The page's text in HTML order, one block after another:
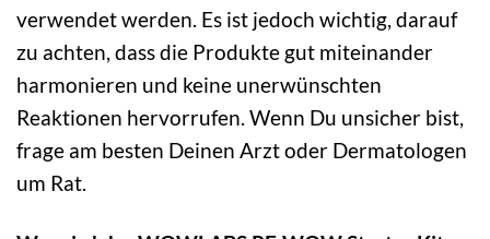
verwendet werden. Es ist jedoch wichtig, darauf
zu achten, dass die Produkte gut miteinander
harmonieren und keine unerwünschten
Reaktionen hervorrufen. Wenn Du unsicher bist,
frage am besten Deinen Arzt oder Dermatologen
um Rat.